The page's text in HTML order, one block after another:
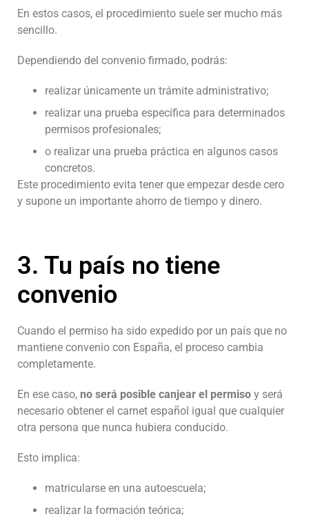
En estos casos, el procedimiento suele ser mucho más
sencillo.
Dependiendo del convenio firmado, podrás:
realizar únicamente un trámite administrativo;
realizar una prueba específica para determinados
permisos profesionales;
o realizar una prueba práctica en algunos casos
concretos.
Este procedimiento evita tener que empezar desde cero
y supone un importante ahorro de tiempo y dinero.
3. Tu país no tiene
convenio
Cuando el permiso ha sido expedido por un país que no
mantiene convenio con España, el proceso cambia
completamente.
En ese caso, no será posible canjear el permiso y será
necesario obtener el carnet español igual que cualquier
otra persona que nunca hubiera conducido.
Esto implica:
matricularse en una autoescuela;
realizar la formación teórica;